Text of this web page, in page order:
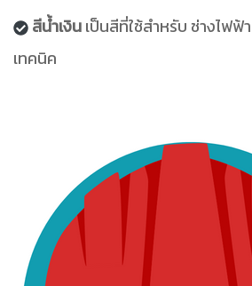
สีน้ำเงินเป็นสีที่ใช้สำหรับ ช่างไฟฟ้
เทคนิค